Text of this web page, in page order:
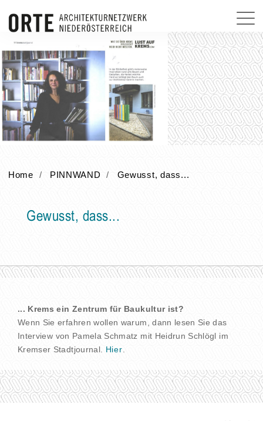
Home PINNWAND Gewusst, dass...
Gewusst, dass...
... Krems ein Zentrum für Baukultur ist?
Wenn Sie erfahren wollen warum, dann lesen Sie das
Interview von Pamela Schmatz mit Heidrun Schlögl im
Kremser Stadtjournal. Hier